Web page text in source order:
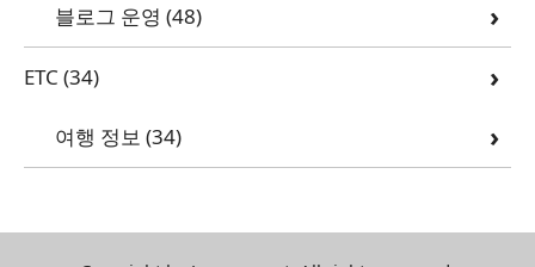
블로그 운영 (48)
ETC (34)
여행 정보 (34)